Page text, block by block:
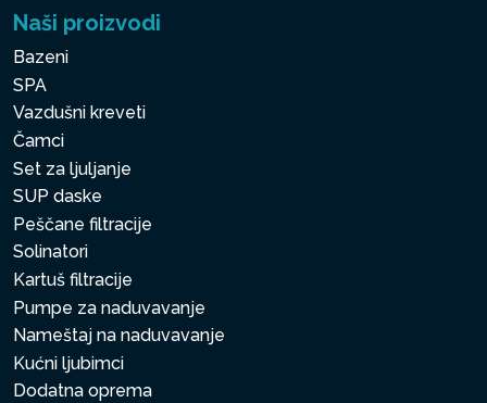
Naši proizvodi
Bazeni
SPA
Vazdušni kreveti
Čamci
Set za ljuljanje
SUP daske
Peščane filtracije
Solinatori
Kartuš filtracije
Pumpe za naduvavanje
Nameštaj na naduvavanje
Kućni ljubimci
Dodatna oprema